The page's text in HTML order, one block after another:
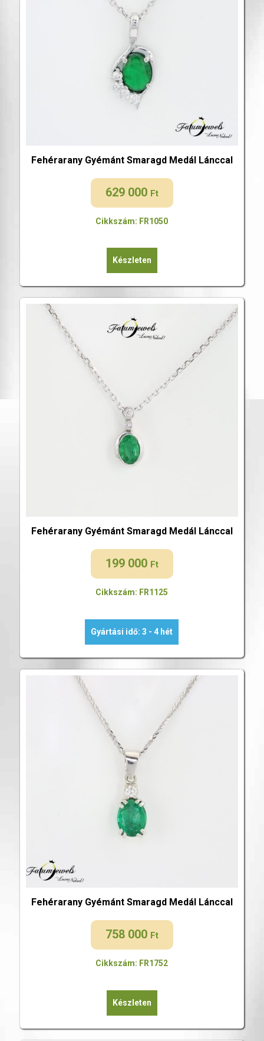
Fehérarany Gyémánt Smaragd Medál Lánccal
629 000 Ft
Cikkszám: FR1050
Készleten
Fehérarany Gyémánt Smaragd Medál Lánccal
199 000 Ft
Cikkszám: FR1125
Gyártási idő: 3 - 4 hét
Fehérarany Gyémánt Smaragd Medál Lánccal
758 000 Ft
Cikkszám: FR1752
Készleten